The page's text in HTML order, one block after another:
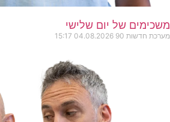
משכימים של יום שלישי
מערכת חדשות 90 04.08.2026
15:17